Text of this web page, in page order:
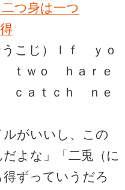
つ身は一つ
こじ）Ｉｆ ｙｏ
ｔｗｏ ｈａｒｅ
ｃａｔｃｈ ｎｅ
ルがいいし、この
よな」「二兎（に
ずっていうだろ